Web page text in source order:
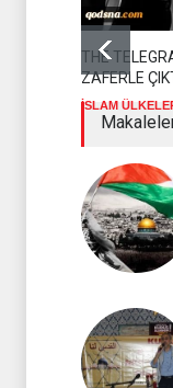
THE
ZAFERLE
İSLAM